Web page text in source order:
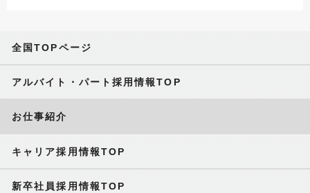
全国TOPページ
アルバイト・パート採用情報TOP
お仕事紹介
キャリア採用情報TOP
新卒社員採用情報TOP